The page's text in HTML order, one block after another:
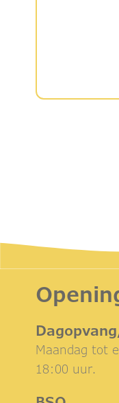
Maandag tot
18:00 uur.